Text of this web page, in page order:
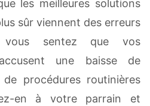
les meilleures solutions
sûr viennent des erreurs
vous sentez que vos
une baisse de
procédures routinières
en à votre parrain et